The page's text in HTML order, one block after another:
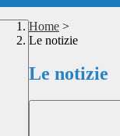
Home >
Le notizie
Le notizie